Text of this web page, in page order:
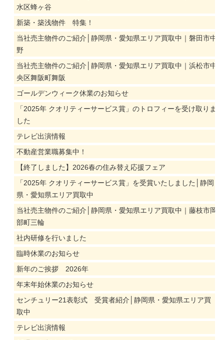
水区蜂ヶ谷
新築・築浅物件 特集！
当社売主物件のご紹介│静岡県・愛知県エリア買取中｜磐田市中
野
当社売主物件のご紹介│静岡県・愛知県エリア買取中｜浜松市中
央区舞阪町舞阪
ゴールデンウィーク休業のお知らせ
「2025年 クオリティーサービス賞」のトロフィーを受け取りま
した
テレビ出演情報
不動産営業職募集中！
【終了しました】2026春の住み替え応援フェア
「2025年 クオリティーサービス賞」を受賞いたしました│静岡
県・愛知県エリア買取中
当社売主物件のご紹介│静岡県・愛知県エリア買取中｜藤枝市岡
部町三輪
社内研修を行いました
臨時休業のお知らせ
新年のご挨拶 2026年
年末年始休業のお知らせ
センチュリー21表彰式 受賞者紹介│静岡県・愛知県エリア買
取中
テレビ出演情報